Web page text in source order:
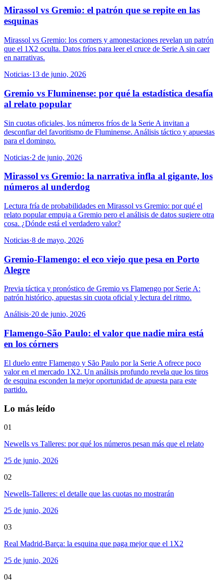
Mirassol vs Gremio: el patrón que se repite en las
esquinas
Mirassol vs Gremio: los corners y amonestaciones revelan un patrón
que el 1X2 oculta. Datos fríos para leer el cruce de Serie A sin caer
en narrativas.
Noticias·13 de junio, 2026
Gremio vs Fluminense: por qué la estadística desafía
al relato popular
Sin cuotas oficiales, los números fríos de la Serie A invitan a
desconfiar del favoritismo de Fluminense. Análisis táctico y apuestas
para el domingo.
Noticias·2 de junio, 2026
Mirassol vs Gremio: la narrativa infla al gigante, los
números al underdog
Lectura fría de probabilidades en Mirassol vs Gremio: por qué el
relato popular empuja a Gremio pero el análisis de datos sugiere otra
cosa. ¿Dónde está el verdadero valor?
Noticias·8 de mayo, 2026
Gremio-Flamengo: el eco viejo que pesa en Porto
Alegre
Previa táctica y pronóstico de Gremio vs Flamengo por Serie A:
patrón histórico, apuestas sin cuota oficial y lectura del ritmo.
Análisis·20 de junio, 2026
Flamengo-São Paulo: el valor que nadie mira está
en los córners
El duelo entre Flamengo y São Paulo por la Serie A ofrece poco
valor en el mercado 1X2. Un análisis profundo revela que los tiros
de esquina esconden la mejor oportunidad de apuesta para este
partido.
Lo más leído
01
Newells vs Talleres: por qué los números pesan más que el relato
25 de junio, 2026
02
Newells-Talleres: el detalle que las cuotas no mostrarán
25 de junio, 2026
03
Real Madrid-Barça: la esquina que paga mejor que el 1X2
25 de junio, 2026
04